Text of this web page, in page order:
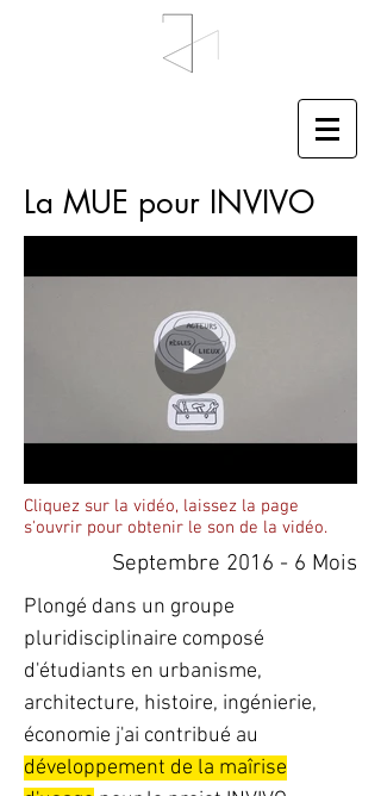
La MUE pour INVIVO
Cliquez sur la vidéo, laissez la page
s'ouvrir pour obtenir le son de la vidéo.
Septembre 2016 - 6 Mois
Plongé dans un groupe
pluridisciplinaire composé
d'étudiants en urbanisme,
architecture, histoire, ingénierie,
économie j'ai contribué au
développement de la maîrise